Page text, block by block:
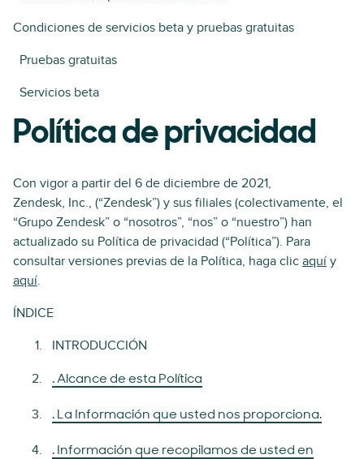
Condiciones de servicios beta y pruebas gratuitas
Pruebas gratuitas
Servicios beta
Política de privacidad
Con vigor a partir del 6 de diciembre de 2021,
Zendesk, Inc., (“Zendesk”) y sus filiales (colectivamente, el
“Grupo Zendesk” o “nosotros”, “nos” o “nuestro”) han
actualizado su Política de privacidad (“Política”). Para
consultar versiones previas de la Política, haga clic aquí y
aquí.
ÍNDICE
INTRODUCCIÓN
. Alcance de esta Política
. La Información que usted nos proporciona.
. Información que recopilamos de usted en